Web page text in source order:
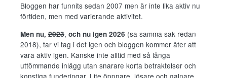
Bloggen har funnits sedan 2007 men är inte lika aktiv nu
förtiden, men med varierande aktivitet.
Men nu, 2023, och nu igen 2026 (sa samma sak redan
2018), tar vi tag i det igen och bloggen kommer åter att
vara aktiv igen. Kanske inte alltid med så långa
uttömmande inlägg utan snarare korta betraktelser och
konstiga funderingar. Lite öppnare, lösare och galnare